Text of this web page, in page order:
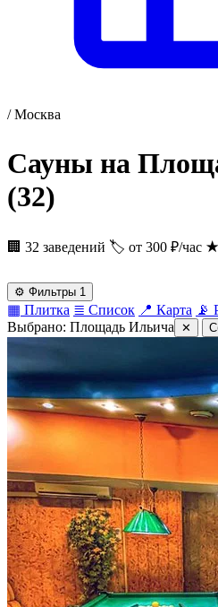
/ Москва
Сауны на
(32)
🏢 32 заведений 🏷 от 300 ₽/час ★
⚙ Фильтры 1
▦ Плитка ≣ Список 📍 Карта 📡
Выбрано: Площадь Ильича ✕